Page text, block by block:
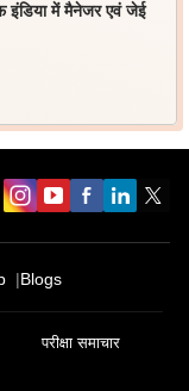
में मैनेजर एवं जेई
Blogs
परीक्षा समाचार